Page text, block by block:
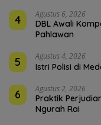
4 Agustus 6, 2026
DBL Awali
Pahlawan
5 Agustus 4, 2026
Istri Polisi di
6 Agustus 2, 2026
Praktik
Ngurah Rai